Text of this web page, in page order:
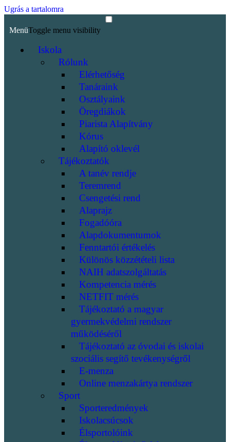
Ugrás a tartalomra
MenüToggle menu visibility
Iskola
Rólunk
Elérhetőség
Tanáraink
Osztályaink
Öregdiákok
Piarista Alapítvány
Kórus
Alapító oklevél
Tájékoztatók
A tanév rendje
Teremrend
Csengetési rend
Alaprajz
Fogadóóra
Alapdokumentumok
Fenntartói értékelés
Különös közzétételi lista
NAIH adatszolgáltatás
Kompetencia mérés
NETFIT mérés
Tájékoztató a magyar
gyermekvédelmi rendszer
működéséről
Tájékoztató az óvodai és iskolai
szociális segítő tevékenységről
E-menza
Online menzakártya rendszer
Sport
Sporteredmények
Iskolacsúcsok
Élsportolóink